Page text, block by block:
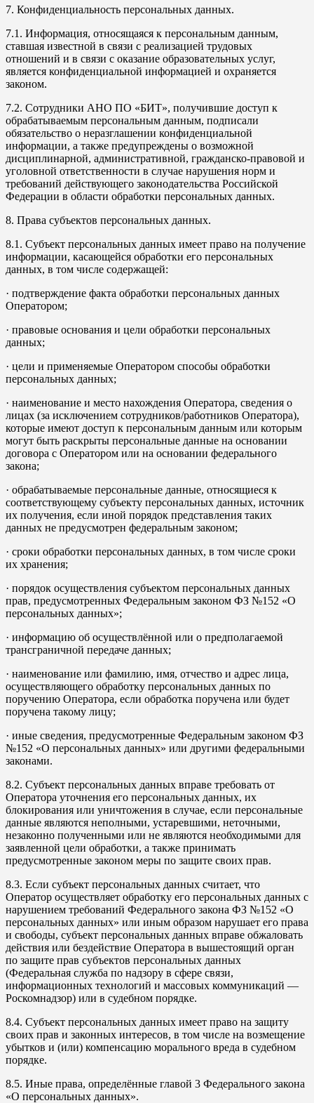
7. Конфиденциальность персональных данных.
7.1. Информация, относящаяся к персональным данным,
ставшая известной в связи с реализацией трудовых
отношений и в связи с оказание образовательных услуг,
является конфиденциальной информацией и охраняется
законом.
7.2. Сотрудники АНО ПО «БИТ», получившие доступ к
обрабатываемым персональным данным, подписали
обязательство о неразглашении конфиденциальной
информации, а также предупреждены о возможной
дисциплинарной, административной, гражданско-правовой и
уголовной ответственности в случае нарушения норм и
требований действующего законодательства Российской
Федерации в области обработки персональных данных.
8. Права субъектов персональных данных.
8.1. Субъект персональных данных имеет право на получение
информации, касающейся обработки его персональных
данных, в том числе содержащей:
· подтверждение факта обработки персональных данных
Оператором;
· правовые основания и цели обработки персональных
данных;
· цели и применяемые Оператором способы обработки
персональных данных;
· наименование и место нахождения Оператора, сведения о
лицах (за исключением сотрудников/работников Оператора),
которые имеют доступ к персональным данным или которым
могут быть раскрыты персональные данные на основании
договора с Оператором или на основании федерального
закона;
· обрабатываемые персональные данные, относящиеся к
соответствующему субъекту персональных данных, источник
их получения, если иной порядок представления таких
данных не предусмотрен федеральным законом;
· сроки обработки персональных данных, в том числе сроки
их хранения;
· порядок осуществления субъектом персональных данных
прав, предусмотренных Федеральным законом ФЗ №152 «О
персональных данных»;
· информацию об осуществлённой или о предполагаемой
трансграничной передаче данных;
· наименование или фамилию, имя, отчество и адрес лица,
осуществляющего обработку персональных данных по
поручению Оператора, если обработка поручена или будет
поручена такому лицу;
· иные сведения, предусмотренные Федеральным законом ФЗ
№152 «О персональных данных» или другими федеральными
законами.
8.2. Субъект персональных данных вправе требовать от
Оператора уточнения его персональных данных, их
блокирования или уничтожения в случае, если персональные
данные являются неполными, устаревшими, неточными,
незаконно полученными или не являются необходимыми для
заявленной цели обработки, а также принимать
предусмотренные законом меры по защите своих прав.
8.3. Если субъект персональных данных считает, что
Оператор осуществляет обработку его персональных данных с
нарушением требований Федерального закона ФЗ №152 «О
персональных данных» или иным образом нарушает его права
и свободы, субъект персональных данных вправе обжаловать
действия или бездействие Оператора в вышестоящий орган
по защите прав субъектов персональных данных
(Федеральная служба по надзору в сфере связи,
информационных технологий и массовых коммуникаций —
Роскомнадзор) или в судебном порядке.
8.4. Субъект персональных данных имеет право на защиту
своих прав и законных интересов, в том числе на возмещение
убытков и (или) компенсацию морального вреда в судебном
порядке.
8.5. Иные права, определённые главой 3 Федерального закона
«О персональных данных».